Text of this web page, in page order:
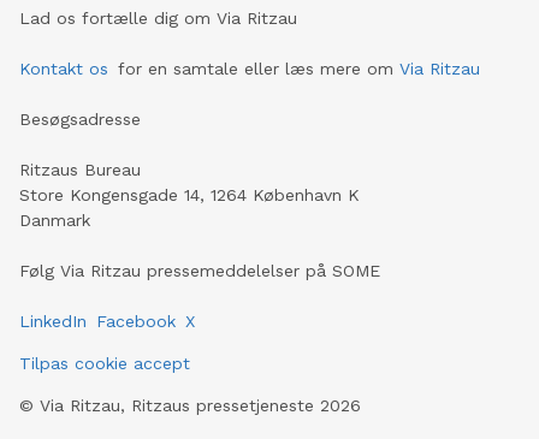
Lad os fortælle dig om Via Ritzau
Kontakt os for en samtale eller læs mere om Via Ritzau
Besøgsadresse
Ritzaus Bureau
Store Kongensgade 14, 1264 København K
Danmark
Følg Via Ritzau pressemeddelelser på SOME
LinkedIn Facebook X
Tilpas cookie accept
© Via Ritzau, Ritzaus pressetjeneste 2026